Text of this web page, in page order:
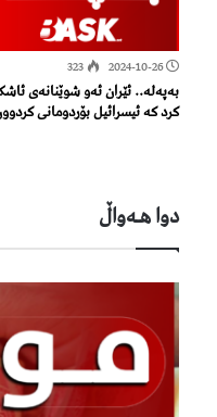
2024-10-26
323
بەپەلە.. ئێران ئەو شوێنانەی
کرد کە ئیسرائیل بۆردومانی
دوا هـه‌واڵ